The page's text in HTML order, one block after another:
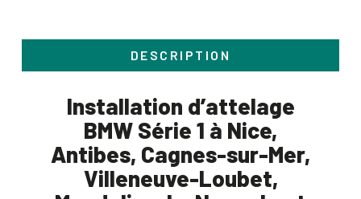
DESCRIPTION
Installation d’attelage
BMW Série 1 à Nice,
Antibes, Cagnes-sur-Mer,
Villeneuve-Loubet,